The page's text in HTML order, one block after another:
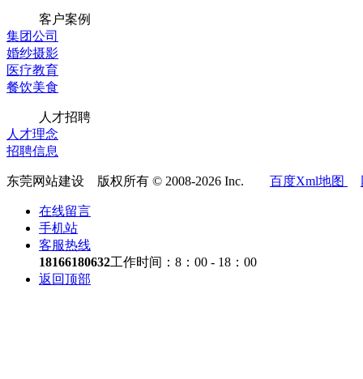
客户案例
集团公司
婚纱摄影
医疗教育
餐饮美食
人才招聘
人才理念
招聘信息
东莞网站建设 版权所有 © 2008-2026 Inc. 百度Xml地图
在线留言
手机站
客服热线
18166180632工作时间：8：00 - 18：00
返回顶部